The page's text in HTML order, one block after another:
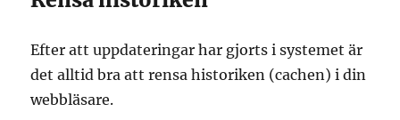
Efter att uppdateringar har gjorts i systemet är
det alltid bra att rensa historiken (cachen) i din
webbläsare.